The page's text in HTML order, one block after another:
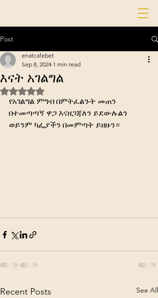
Post
እናት አገልግል
enatcafebet
Sep 8, 2024 1 min read
Rated NaN out of 5 stars.
የአገልግል ምግብ በምትፈልጉት መጠን
በተመጣጣኝ ዋጋ እናዘጋጃለን ይደውሉልን
ወይንም ካፌያችን በመምጣት ይዘዙን።
Recent Posts See All